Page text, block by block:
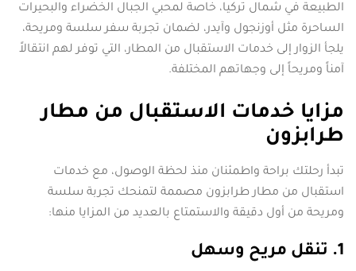
الطبيعة في شمال تركيا، خاصة لمحبي الجبال الخضراء والبحيرات
الساحرة مثل أوزنجول وآيدر، لضمان تجربة سفر سلسة ومريحة،
يلجأ الزوار إلى خدمات الاستقبال من المطار، التي توفر لهم انتقالاً
آمناً ومريحاً إلى وجهاتهم المختلفة.
مزايا خدمات الاستقبال من مطار
طرابزون
تبدأ رحلتك براحة واطمئنان منذ لحظة الوصول، مع خدمات
استقبال من مطار طرابزون مصممة لتمنحك تجربة سلسة
ومريحة من أول دقيقة والاستمتاع بالعديد من المزايا منها:
1. تنقل مريح وسهل